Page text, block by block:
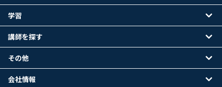
学習
講師を探す
その他
会社情報